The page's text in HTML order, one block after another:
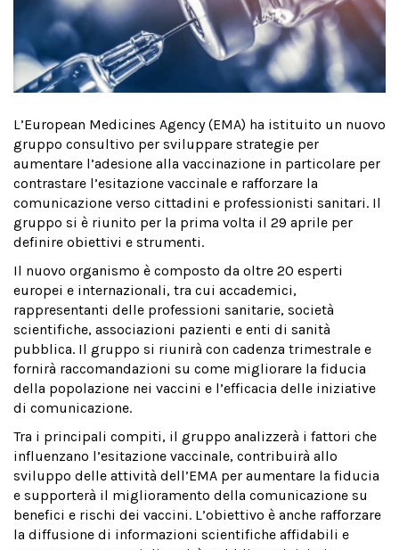
L’European Medicines Agency (EMA) ha istituito un nuovo
gruppo consultivo per sviluppare strategie per
aumentare l’adesione alla vaccinazione in particolare per
contrastare l’esitazione vaccinale e rafforzare la
comunicazione verso cittadini e professionisti sanitari. Il
gruppo si è riunito per la prima volta il 29 aprile per
definire obiettivi e strumenti.
Il nuovo organismo è composto da oltre 20 esperti
europei e internazionali, tra cui accademici,
rappresentanti delle professioni sanitarie, società
scientifiche, associazioni pazienti e enti di sanità
pubblica. Il gruppo si riunirà con cadenza trimestrale e
fornirà raccomandazioni su come migliorare la fiducia
della popolazione nei vaccini e l’efficacia delle iniziative
di comunicazione.
Tra i principali compiti, il gruppo analizzerà i fattori che
influenzano l’esitazione vaccinale, contribuirà allo
sviluppo delle attività dell’EMA per aumentare la fiducia
e supporterà il miglioramento della comunicazione su
benefici e rischi dei vaccini. L’obiettivo è anche rafforzare
la diffusione di informazioni scientifiche affidabili e